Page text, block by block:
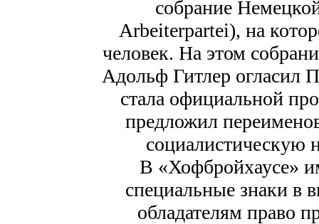
собрание
Arbeiterpartei), на
человек. На этом
Адольф Гитлер огласил
стала официальной
предложил
В «Хофбройхаусе»
специальные знаки в
обладателям право